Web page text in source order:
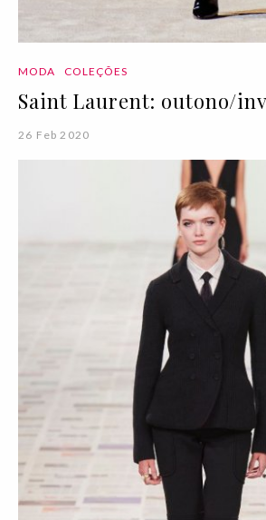
MODA COLEÇÕES
Saint Laurent: outono/
26 Feb 2020